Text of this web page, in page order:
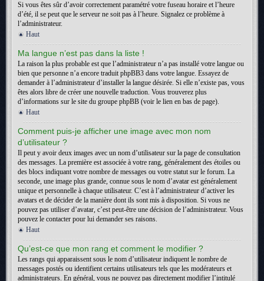
Si vous êtes sûr d’avoir correctement paramétré votre fuseau horaire et l’heure
d’été, il se peut que le serveur ne soit pas à l’heure. Signalez ce problème à
l’administrateur.
Haut
Ma langue n’est pas dans la liste !
La raison la plus probable est que l’administrateur n’a pas installé votre langue ou
bien que personne n’a encore traduit phpBB3 dans votre langue. Essayez de
demander à l’administrateur d’installer la langue désirée. Si elle n’existe pas, vous
êtes alors libre de créer une nouvelle traduction. Vous trouverez plus
d’informations sur le site du groupe phpBB (voir le lien en bas de page).
Haut
Comment puis-je afficher une image avec mon nom
d’utilisateur ?
Il peut y avoir deux images avec un nom d’utilisateur sur la page de consultation
des messages. La première est associée à votre rang, généralement des étoiles ou
des blocs indiquant votre nombre de messages ou votre statut sur le forum. La
seconde, une image plus grande, connue sous le nom d’avatar est généralement
unique et personnelle à chaque utilisateur. C’est à l’administrateur d’activer les
avatars et de décider de la manière dont ils sont mis à disposition. Si vous ne
pouvez pas utiliser d’avatar, c’est peut-être une décision de l’administrateur. Vous
pouvez le contacter pour lui demander ses raisons.
Haut
Qu’est-ce que mon rang et comment le modifier ?
Les rangs qui apparaissent sous le nom d’utilisateur indiquent le nombre de
messages postés ou identifient certains utilisateurs tels que les modérateurs et
administrateurs. En général, vous ne pouvez pas directement modifier l’intitulé